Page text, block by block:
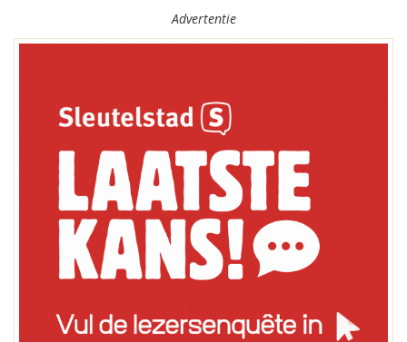
Advertentie